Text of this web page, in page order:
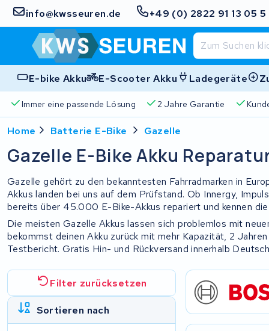
info@kwsseuren.de +49 (0) 2822 91 13 05 5
E-bike Akku E-Scooter Akku Ladegeräte
Immer eine passende Lösung 2 Jahre Garantie
Home Batterie E-Bike Gazelle
Gazelle E-Bike Akku
Gazelle gehört zu den bekanntesten Fahrradmarken in
Akkus landen bei uns auf dem Prüfstand. Ob Innergy,
bereits über 45.000 E-Bike-Akkus repariert und kennen
Die meisten Gazelle Akkus lassen sich problemlos mit
bekommst deinen Akku zurück mit mehr Kapazität, 2
Testbericht. Gratis Hin- und Rückversand innerhalb
Filter zurücksetzen
Sortieren nach